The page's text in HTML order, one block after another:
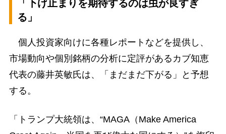
「下げ止まりを期待するのは虫が良すぎ
る」
個人投資家向けに各種レポートなどを提供し、
市場動向や個別銘柄の分析に定評があるカブ知恵
代表の藤井英敏氏は、「まだまだ下がる」と予想
する。
「トランプ大統領は、“MAGA（Make America